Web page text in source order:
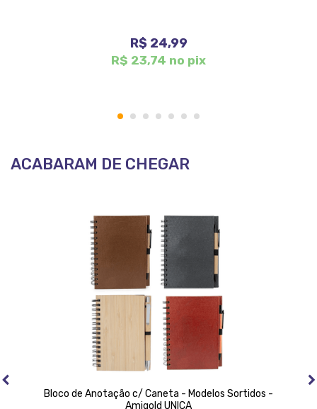
R$ 24,99
R$ 23,74 no pix
1 2 3 4 5 6 7
ACABARAM DE CHEGAR
Bloco de Anotação c/ Caneta - Modelos Sortidos -
Amigold UNICA